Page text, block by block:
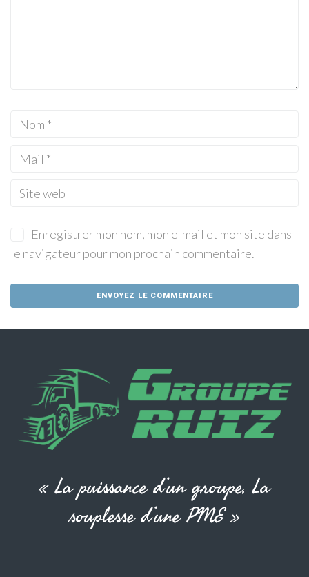
Enregistrer mon nom, mon e-mail et mon site dans
le navigateur pour mon prochain commentaire.
« La puissance d’un groupe, La
souplesse d’une PME »